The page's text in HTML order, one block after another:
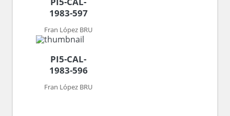
1983-597
Fran López BRU
PI5-CAL-
1983-596
Fran López BRU